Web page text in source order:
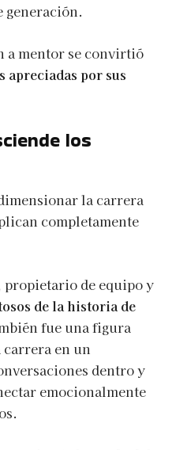
generación.
a mentor se convirtió
apreciadas por sus
los
la carrera
completamente
propietario de equipo y
de la historia de
fue una figura
carrera en un
dentro y
emocionalmente